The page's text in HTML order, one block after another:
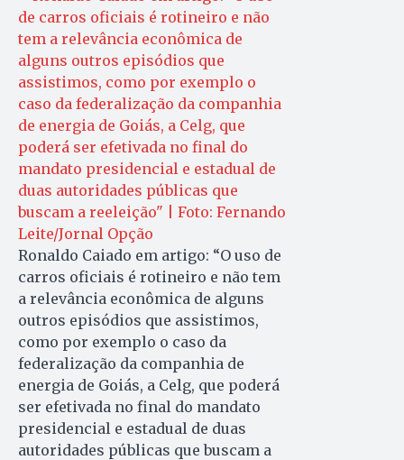
Ronaldo Caiado em artigo: “O uso de
carros oficiais é rotineiro e não tem
a relevância econômica de alguns
outros episódios que assistimos,
como por exemplo o caso da
federalização da companhia de
energia de Goiás, a Celg, que poderá
ser efetivada no final do mandato
presidencial e estadual de duas
autoridades públicas que buscam a